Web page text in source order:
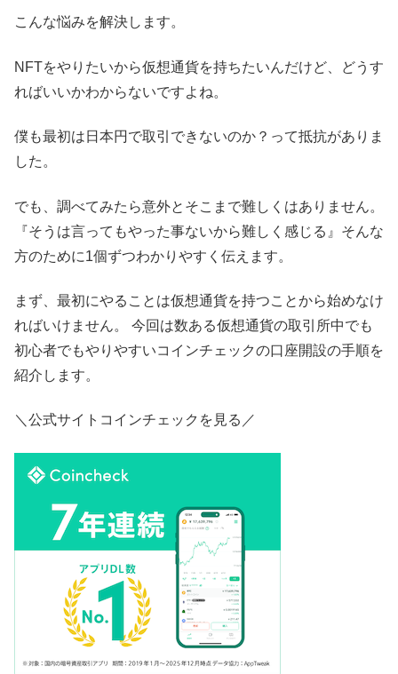
こんな悩みを解決します。
NFTをやりたいから仮想通貨を持ちたいんだけど、どうす
ればいいかわからないですよね。
僕も最初は日本円で取引できないのか？って抵抗がありま
した。
でも、調べてみたら意外とそこまで難しくはありません。
『そうは言ってもやった事ないから難しく感じる』そんな
方のために1個ずつわかりやすく伝えます。
まず、最初にやることは仮想通貨を持つことから始めなけ
ればいけません。 今回は数ある仮想通貨の取引所中でも
初心者でもやりやすいコインチェックの口座開設の手順を
紹介します。
＼公式サイトコインチェックを見る／